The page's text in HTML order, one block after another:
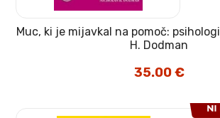
Muc, ki je mijavkal na pomoč:
H. Dodman
35.00€